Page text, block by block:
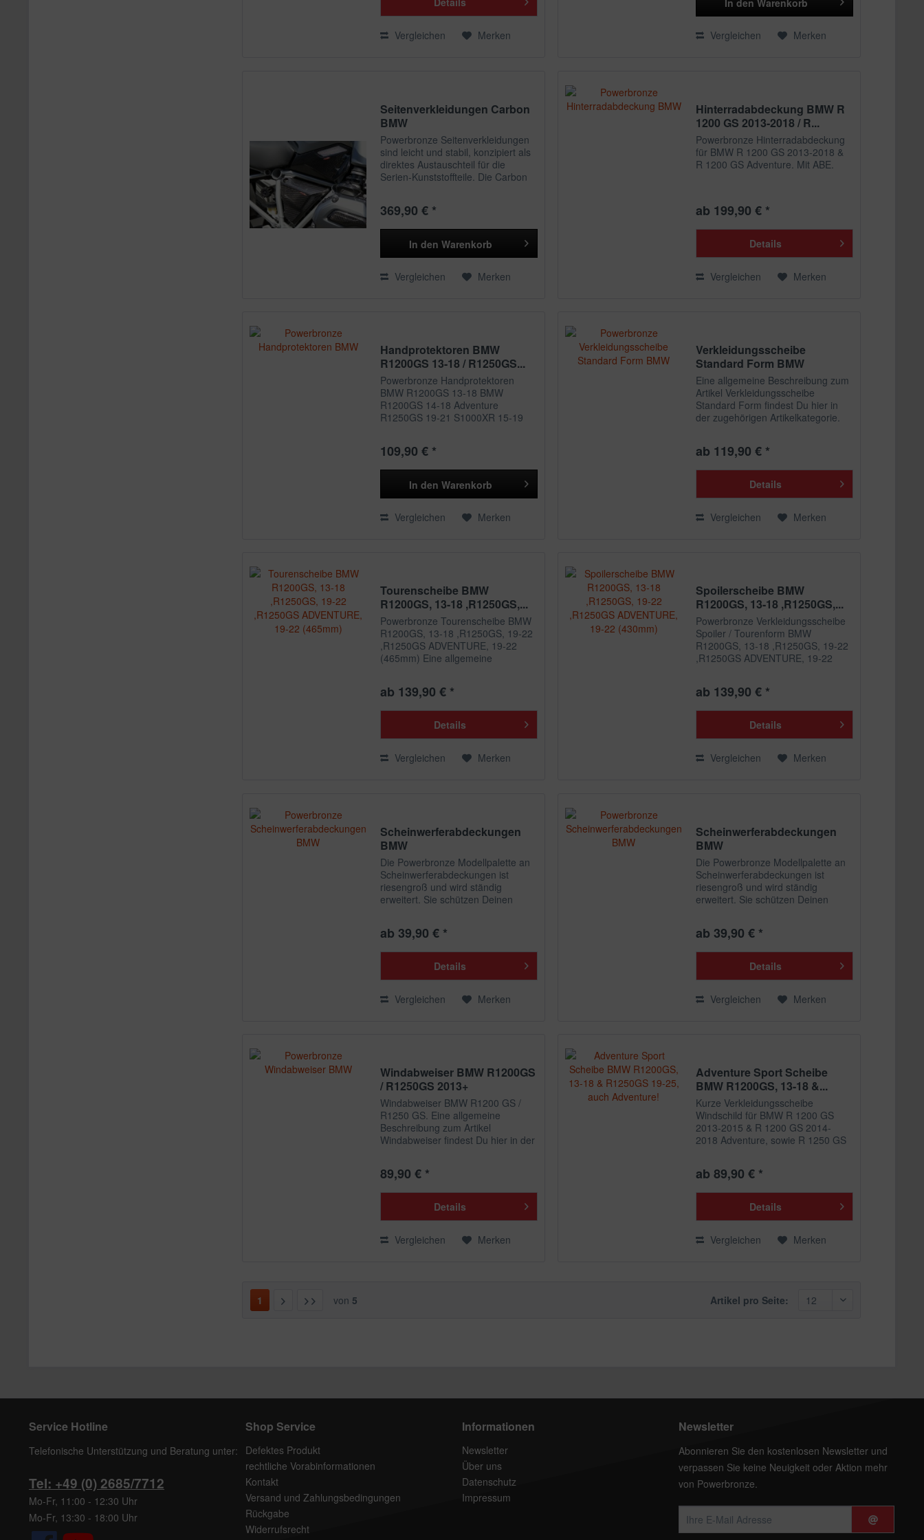
Vergleichen Merken
In den Warenkorb
Vergleichen Merken
Seitenverkleidungen Carbon
BMW
Powerbronze Seitenverkleidungen
sind leicht und stabil, konzipiert als
direktes Austauschteil für die
Serien-Kunststoffteile. Die Carbon
Deiner Maschine. Alle unsere...
369,90 € *
In den Warenkorb
Vergleichen Merken
Hinterradabdeckung BMW R
1200 GS 2013-2018 / R...
Powerbronze Hinterradabdeckung
für BMW R 1200 GS 2013-2018 &
R 1200 GS Adventure. Mit ABE.
ab 199,90 € *
Details
Vergleichen Merken
Handprotektoren BMW
R1200GS 13-18 / R1250GS...
Powerbronze Handprotektoren
BMW R1200GS 13-18 BMW
R1200GS 14-18 Adventure
R1250GS 19-21 S1000XR 15-19
helfen die Windkraft vom Fahrer
wegzunehmen und sind größer als
die Standard...
109,90 € *
In den Warenkorb
Vergleichen Merken
Verkleidungsscheibe
Standard Form BMW
Eine allgemeine Beschreibung zum
Artikel Verkleidungsscheibe
Standard Form findest Du hier in
der zugehörigen Artikelkategorie.
ab 119,90 € *
Details
Vergleichen Merken
Tourenscheibe BMW
R1200GS, 13-18 ,R1250GS,...
Powerbronze Tourenscheibe BMW
R1200GS, 13-18 ,R1250GS, 19-22
,R1250GS ADVENTURE, 19-22
(465mm) Eine allgemeine
Tourenform findest Du hier in der
zugehörigen Artikelkategorie.
ab 139,90 € *
Details
Vergleichen Merken
Spoilerscheibe BMW
R1200GS, 13-18 ,R1250GS,...
Powerbronze Verkleidungsscheibe
Spoiler / Tourenform BMW
R1200GS, 13-18 ,R1250GS, 19-22
,R1250GS ADVENTURE, 19-22
Verkleidungsscheibe Spoiler /
Tourenform findest Du hier in der...
ab 139,90 € *
Details
Vergleichen Merken
Scheinwerferabdeckungen
BMW
Die Powerbronze Modellpalette an
Scheinwerferabdeckungen ist
riesengroß und wird ständig
erweitert. Sie schützen Deinen
Diese Abdeckungen sind im
ab 39,90 € *
Details
Vergleichen Merken
Scheinwerferabdeckungen
BMW
Die Powerbronze Modellpalette an
Scheinwerferabdeckungen ist
riesengroß und wird ständig
erweitert. Sie schützen Deinen
Diese Abdeckungen sind im
ab 39,90 € *
Details
Vergleichen Merken
Windabweiser BMW R1200GS
/ R1250GS 2013+
Windabweiser BMW R1200 GS /
R1250 GS. Eine allgemeine
Beschreibung zum Artikel
Windabweiser findest Du hier in der
89,90 € *
Details
Vergleichen Merken
Adventure Sport Scheibe
BMW R1200GS, 13-18 &...
Kurze Verkleidungsscheibe
Windschild für BMW R 1200 GS
2013-2015 & R 1200 GS 2014-
2018 Adventure, sowie R 1250 GS
weniger Windgeräusche und
sportliche Optik Deiner BMW GS....
ab 89,90 € *
Details
Vergleichen Merken
1 von 5 Artikel pro Seite:
Service Hotline
Telefonische Unterstützung und Beratung unter:
Tel: +49 (0) 2685/7712
Mo-Fr, 11:00 - 12:30 Uhr
Mo-Fr, 13:30 - 18:00 Uhr
Shop Service
Defektes Produkt
rechtliche Vorabinformationen
Kontakt
Versand und Zahlungsbedingungen
Rückgabe
Widerrufsrecht
Informationen
Newsletter
Über uns
Datenschutz
Impressum
Newsletter
Abonnieren Sie den kostenlosen Newsletter und
verpassen Sie keine Neuigkeit oder Aktion mehr
von Powerbronze.